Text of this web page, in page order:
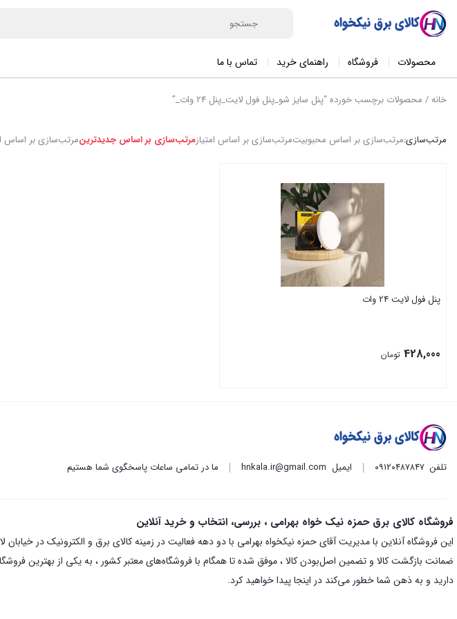
محصولات فروشگاه راهنمای خرید تماس با ما
خانه/ محصولات برچسب خورده “پنل سایز شو_پنل فول لایت_پنل 24 وات_”
مرتب‌سازی:مرتب‌سازی بر اساس محبوبیتمرتب‌سازی بر اساس امتیازمرتب‌سازی بر اساس جدیدترینمرتب‌سازی بر اساس
پنل فول لایت 24 وات
428,000 تومان
تلفن ۰۹۱۲۰۴۸۷۸۴۷ ایمیل hnkala.ir@gmail.com ما در تمامی ساعات پاسخگوی شما هستیم
فروشگاه کالای برق حمزه نیک خواه بهرامی ، بررسی، انتخاب و خرید آنلاین
ضمانت بازگشت کالا و تضمین اصل‌بودن کالا ، موفق شده تا همگام با فروشگاه‌های معتبر کشور ، به یکی از بهترین
دارید و به ذهن شما خطور می‌کند در اینجا پیدا خواهید کرد.